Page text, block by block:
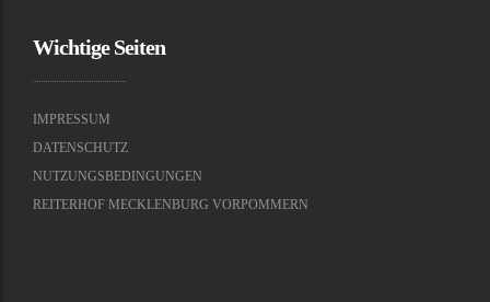
Wichtige Seiten
IMPRESSUM
DATENSCHUTZ
NUTZUNGSBEDINGUNGEN
REITERHOF MECKLENBURG VORPOMMERN